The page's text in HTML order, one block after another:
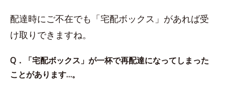
配達時にご不在でも「宅配ボックス」があれば受
け取りできますね。
Q．「宅配ボックス」が一杯で再配達になってしまった
ことがあります…。